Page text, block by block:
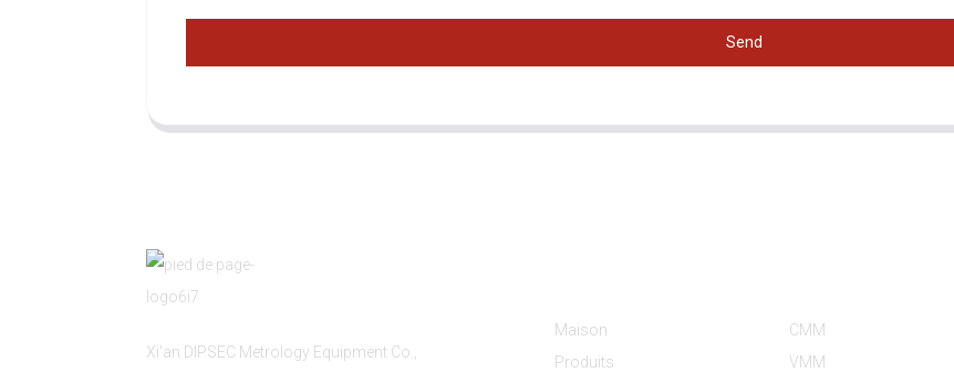
Send
Xi'an DIPSEC Metrology Equipment Co.,
Maison
Produits
CMM
VMM